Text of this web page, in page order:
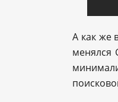
А как же
менялся